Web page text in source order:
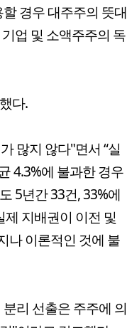
경우 대주주의 뜻대
업 및 소액주주의 독
다.
많지 않다"면서 “실
4.3%에 불과한 경우
5년간 33건, 33%에
지배권이 이전 및
나 이론적인 것에 불
리 선출은 주주에 의